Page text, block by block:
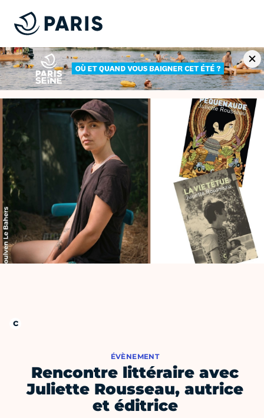
ÉVÈNEMENT
Rencontre littéraire avec
Juliette Rousseau, autrice
et éditrice